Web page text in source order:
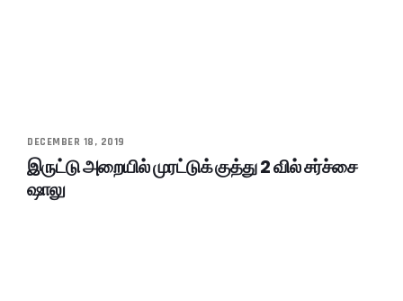
DECEMBER 18, 2019
இருட்டு அறையில் முரட்டுக் குத்து 2 வில் சர்ச்சை
ஷாலு